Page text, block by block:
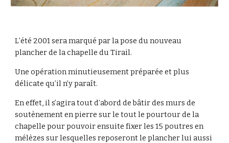
L’été 2001 sera marqué par la pose du nouveau
plancher de la chapelle du Tirail.
Une opération minutieusement préparée et plus
délicate qu’il n’y paraît.
En effet, il s’agira tout d’abord de bâtir des murs de
soutènement en pierre sur le tout le pourtour de la
chapelle pour pouvoir ensuite fixer les 15 poutres en
mélèzes sur lesquelles reposeront le plancher lui aussi